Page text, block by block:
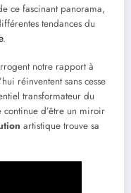
ce fascinant panorama,
tendances du
.
notre rapport à
réinventent sans cesse
transformateur du
continue d’être un miroir
artistique trouve sa